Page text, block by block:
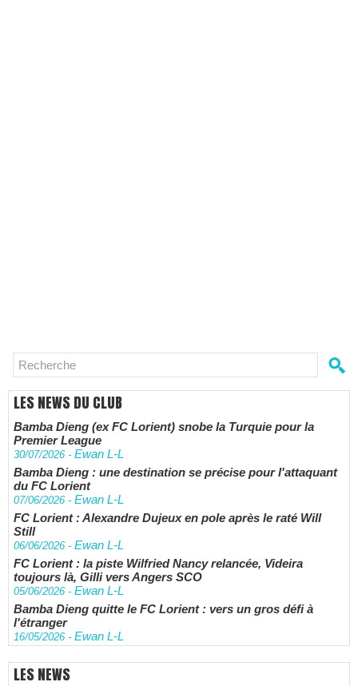
LES NEWS DU CLUB
Bamba Dieng (ex FC Lorient) snobe la Turquie pour la
Premier League
30/07/2026 - Ewan L-L
Bamba Dieng : une destination se précise pour l'attaquant
du FC Lorient
07/06/2026 - Ewan L-L
FC Lorient : Alexandre Dujeux en pole après le raté Will
Still
06/06/2026 - Ewan L-L
FC Lorient : la piste Wilfried Nancy relancée, Videira
toujours là, Gilli vers Angers SCO
05/06/2026 - Ewan L-L
Bamba Dieng quitte le FC Lorient : vers un gros défi à
l'étranger
16/05/2026 - Ewan L-L
LES NEWS